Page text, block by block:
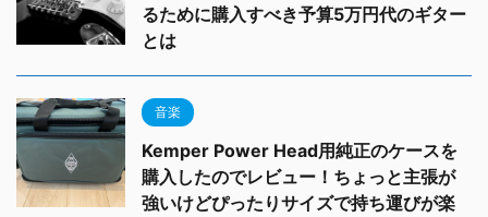
るために購入すべき予算5万円代のギター
とは
音楽
Kemper Power Head用純正のケースを
購入したのでレビュー！ちょっと主張が
強いけどぴったりサイズで持ち運びが楽